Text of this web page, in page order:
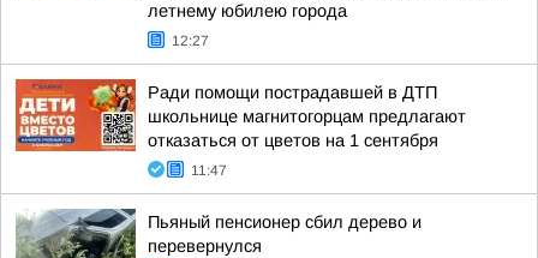
летнему юбилею города
12:27
Ради помощи пострадавшей в ДТП
школьнице магнитогорцам предлагают
отказаться от цветов на 1 сентября
11:47
Пьяный пенсионер сбил дерево и
перевернулся